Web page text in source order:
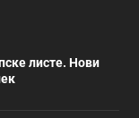
листе. Нови